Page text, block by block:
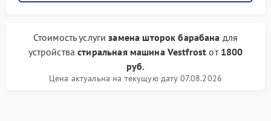
Стоимость услугизамена шторок барабана для
устройствастиральная машина Vestfrost от 1800
руб.
Цена актуальна на текущую дату 07.08.2026